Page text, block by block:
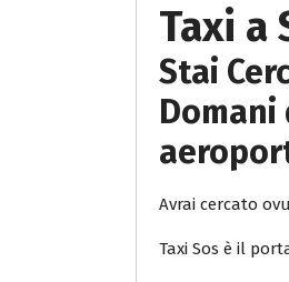
Taxi a
Stai
Avrai cercato
Taxi Sos è il